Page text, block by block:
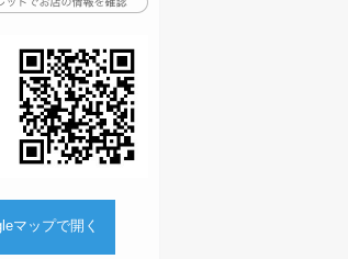
マップで開く